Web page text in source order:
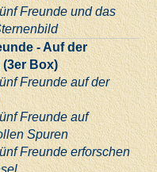
Freunde und das
- Auf der
(3er Box)
Freunde auf der
Freunde auf
Spuren
Freunde erforschen